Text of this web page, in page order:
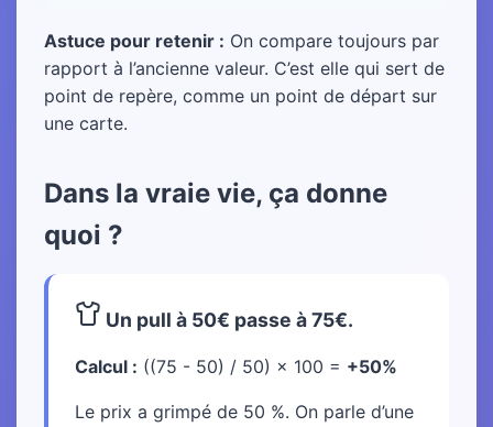
Astuce pour retenir : On compare toujours par
rapport à l’ancienne valeur. C’est elle qui sert de
point de repère, comme un point de départ sur
une carte.
Dans la vraie vie, ça donne
quoi ?
Un pull à 50€ passe à 75€.
Calcul : ((75 - 50) / 50) × 100 = +50%
Le prix a grimpé de 50 %. On parle d’une